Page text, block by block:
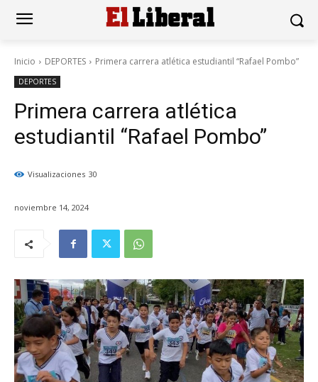
Inicio DEPORTES Primera carrera atlética estudiantil “Rafael Pombo”
DEPORTES
Primera carrera atlética
estudiantil “Rafael Pombo”
Visualizaciones 30
noviembre 14, 2024